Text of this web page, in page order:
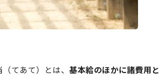
てあて）とは、 基本給のほかに諸費用と